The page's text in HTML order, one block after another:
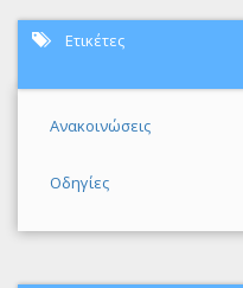
Ετικέτες
Ανακοινώσεις
Οδηγίες